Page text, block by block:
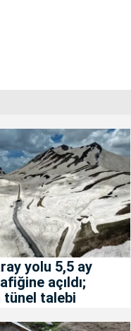
yolu 5,5 ay
açıldı;
tünel talebi